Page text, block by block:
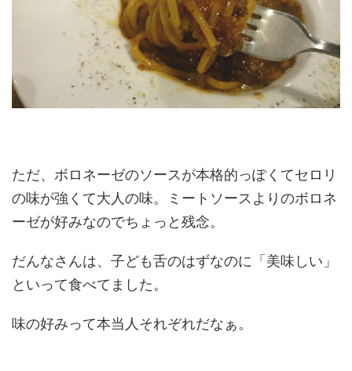
ただ、ボロネーゼのソースが本格的っぽくてセロリ
の味が強くて大人の味。ミートソースよりのボロネ
ーゼが好みなのでちょっと残念。
だんなさんは、子ども舌のはずなのに「美味しい」
といって食べてました。
味の好みって本当人それぞれだなぁ。